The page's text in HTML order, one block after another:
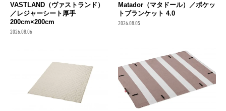
VASTLAND（ヴァストランド）
／レジャーシート厚手
200cm×200cm
2026.08.06
Matador（マタドール）／ポケッ
トブランケット 4.0
2026.08.05